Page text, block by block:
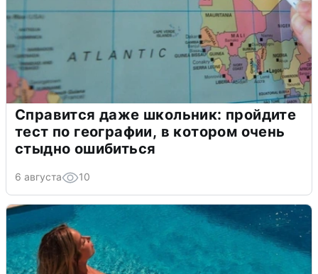
Справится даже школьник: пройдите
тест по географии, в котором очень
стыдно ошибиться
6 августа 10